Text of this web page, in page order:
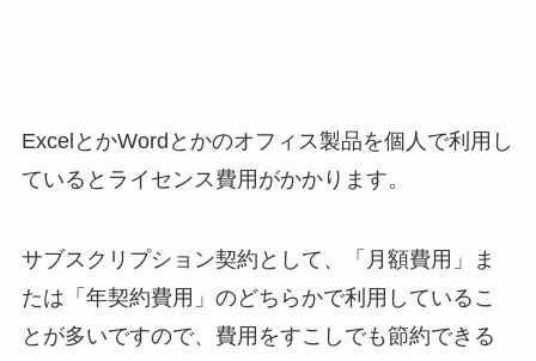
ExcelとかWordとかのオフィス製品を個人で利用し
ているとライセンス費用がかかります。
サブスクリプション契約として、「月額費用」ま
たは「年契約費用」のどちらかで利用しているこ
とが多いですので、費用をすこしでも節約できる